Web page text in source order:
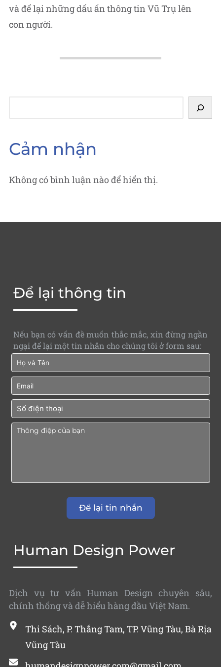
và để lại những dấu ấn thông tin Vũ Trụ lên
con người.
Cảm nhận
Không có bình luận nào để hiển thị.
Human Design Power
Dịch vụ tư vấn Human Design chuyên sâu,
chính thống và dễ hiểu hàng đầu Việt Nam.
Thi Sách, P. Thắng Tam, TP. Vũng Tàu, Bà Rịa
Vũng Tàu
Để lại thông tin
Nếu bạn có vấn đề muốn thắc mắc, xin đừng ngần
ngại để lại một tin nhắn cho chúng tôi ở form sau: